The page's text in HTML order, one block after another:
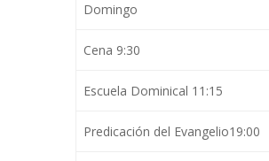
Domingo
Cena 9:30
Escuela Dominical 11:15
Predicación del Evangelio19:00